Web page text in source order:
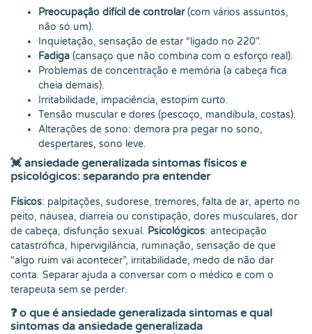
Preocupação difícil de controlar(com vários assuntos,
não só um).
Inquietação, sensação de estar “ligado no 220”.
Fadiga (cansaço que não combina com o esforço real).
Problemas de concentração e memória (a cabeça fica
cheia demais).
Irritabilidade, impaciência, estopim curto.
Tensão muscular e dores (pescoço, mandíbula, costas).
Alterações de sono: demora pra pegar no sono,
despertares, sono leve.
💓ansiedade generalizada sintomas físicos e
psicológicos: separando pra entender
Físicos: palpitações, sudorese, tremores, falta de ar, aperto no
peito, náusea, diarreia ou constipação, dores musculares, dor
de cabeça, disfunção sexual. Psicológicos: antecipação
catastrófica, hipervigilância, ruminação, sensação de que
“algo ruim vai acontecer”, irritabilidade, medo de não dar
conta. Separar ajuda a conversar com o médico e com o
terapeuta sem se perder.
❓o que é ansiedade generalizada sintomas e qual
sintomas da ansiedade generalizada